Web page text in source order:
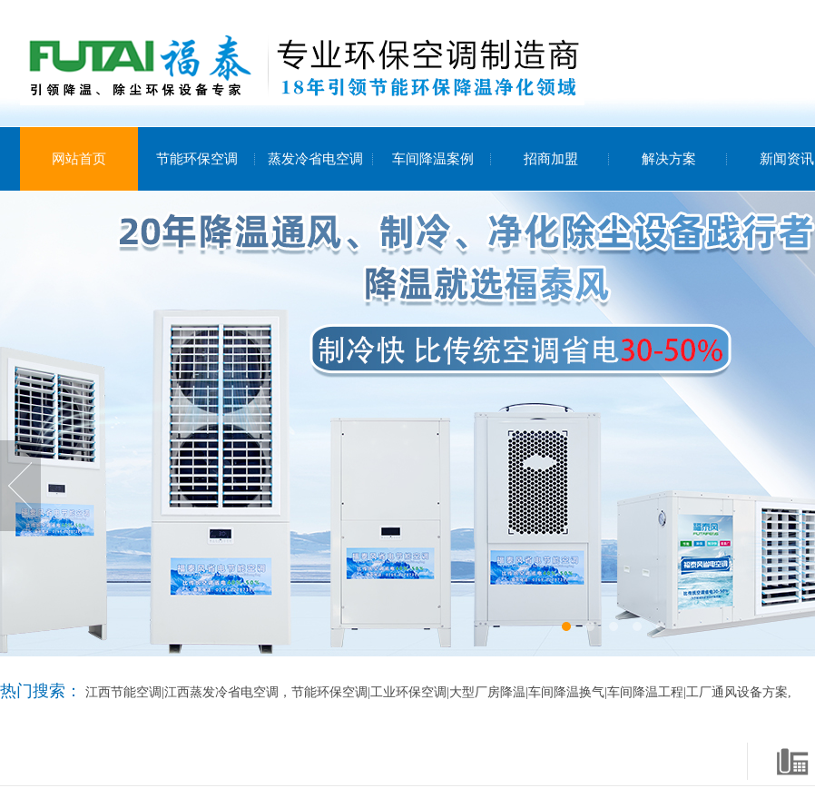
网站首页 节能环保空调 蒸发冷省电空调 车间降温案例 招商加盟 解决方案 新闻资讯
热门搜索： 江西节能空调|江西蒸发冷省电空调，节能环保空调|工业环保空调|大型厂房降温|车间降温换气|车间降温工程|工厂通风设备方案,